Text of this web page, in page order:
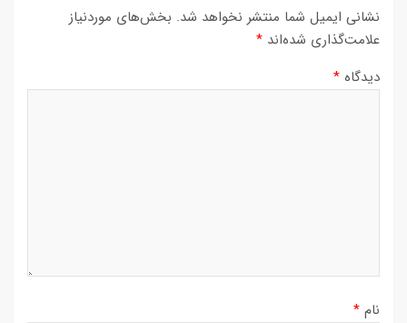
نشانی ایمیل شما منتشر نخواهد شد. بخش‌های موردنیاز
علامت‌گذاری شده‌اند *
دیدگاه *
نام *